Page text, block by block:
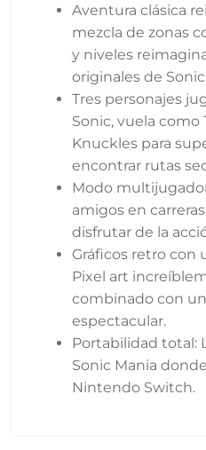
Aventura clásica
mezcla de zonas
y niveles
originales de
Tres personajes
Sonic, vuela como
Knuckles para
encontrar rutas
Modo
amigos en
disfrutar de la
Gráficos retro con
Pixel art
combinado con
espectacular.
Portabilidad total:
Sonic Mania
Nintendo Switch.